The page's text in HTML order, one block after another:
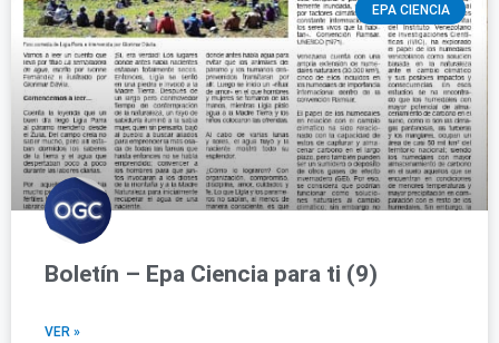
EPA CIENCIA
Boletín – Epa Ciencia para ti (9)
VER »